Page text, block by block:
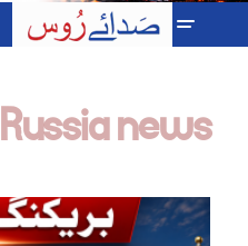
Russia news